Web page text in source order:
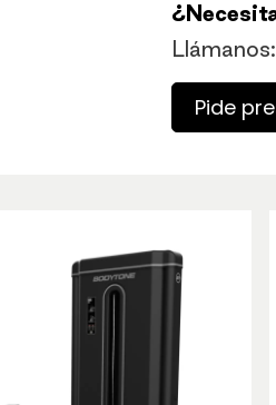
Llámanos:
Pide